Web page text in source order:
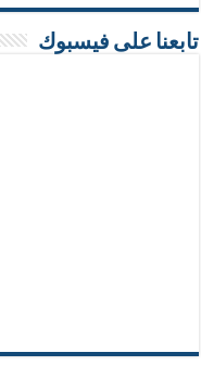
تابعنا على فيسبوك